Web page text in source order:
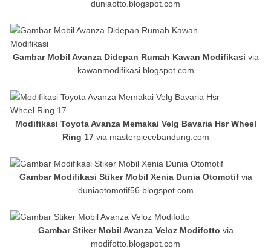
duniaotto.blogspot.com
Gambar Mobil Avanza Didepan Rumah Kawan Modifikasi via
kawanmodifikasi.blogspot.com
Modifikasi Toyota Avanza Memakai Velg Bavaria Hsr Wheel
Ring 17via masterpiecebandung.com
Gambar Modifikasi Stiker Mobil Xenia Dunia Otomotifvia
duniaotomotif56.blogspot.com
Gambar Stiker Mobil Avanza Veloz Modifotto via
modifotto.blogspot.com